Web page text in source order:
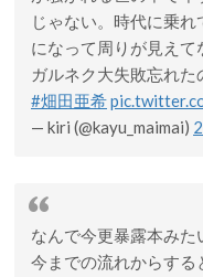
じゃない。時代に乗
になって周りが見えて
ガルネク大失敗忘れた
#畑田亜希
— kiri (@kayu_maimai)
なんで今更暴露本みた
今までの流れからする